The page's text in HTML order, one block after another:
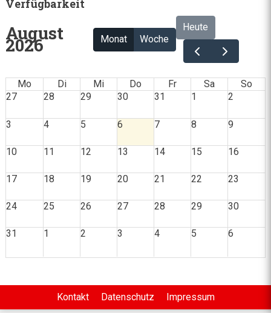
Verfügbarkeit
August
2026 Monat Woche
Heute
Mo Di Mi Do Fr Sa
So
27
28 29 30 31 1 2
3 4 5 6 7 8 9
10 11 12 13 14 15 16
17 18 19 20 21 22 23
24 25 26 27 28 29 30
31 1 2 3 4 5 6
Kontakt Datenschutz Impressum